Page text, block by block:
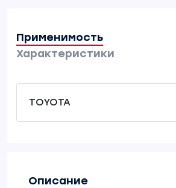
Применимость
Характеристики
TOYOTA
Описание